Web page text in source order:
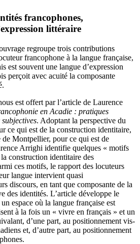
francophones,
littéraire
regroupe trois contributions
francophone à la langue française,
est souvent une langue d’expression
perçoit avec acuité la composante
est offert par l’article de Laurence
en Acadie : pratiques
. Adoptant la perspective du
ce qui est de la construction identitaire,
de Montpellier, pour ce qui est de
Arrighi identifie quelques « motifs
construction identitaire des
ces motifs, le rapport des locuteurs
langue intervient quasi
discours, en tant que composante de la
des identités. L’article développe le
espace où la langue française est
à la fois un « vivre en français » et un
d’une part, au positionnement vis-
et, d’autre part, au positionnement